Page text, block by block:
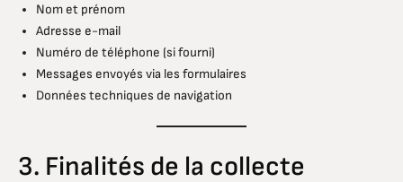
Nom et prénom
Adresse e-mail
Numéro de téléphone (si fourni)
Messages envoyés via les formulaires
Données techniques de navigation
3. Finalités de la collecte